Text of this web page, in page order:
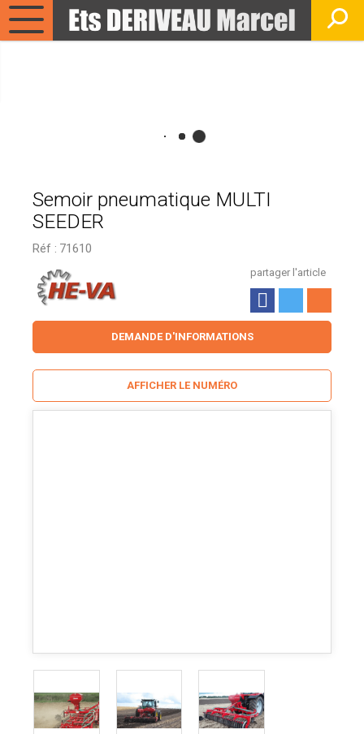
Semoir pneumatique MULTI
SEEDER
Réf : 71610
partager l'article
DEMANDE D'INFORMATIONS
AFFICHER LE NUMÉRO